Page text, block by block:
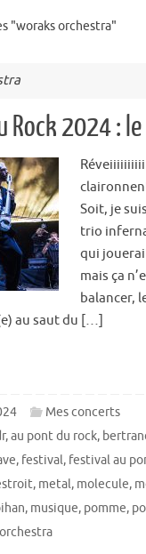
"woraks orchestra"
2024 :
Soit, je
trio
qui
mais ça
balancer,
au saut du […]
Mes concerts
,au pont du rock,
, festival, festival au
, metal, molecule,
, musique, pomme,